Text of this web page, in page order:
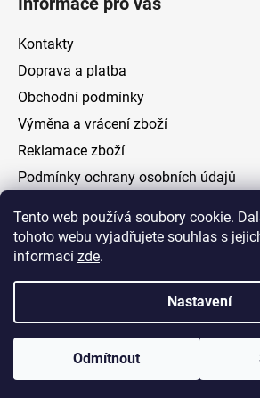
Tento web používá soubory cookie.
tohoto webu vyjadřujete souhlas s
informací zde.
Nastavení
Odmítnout
Kontakty
Doprava a platba
Obchodní podmínky
Výměna a vrácení zboží
Reklamace zboží
Podmínky ochrany osobních údajů
Facebook
Vytvořil
Copyright 2026ELOAS.cz
.
Upravit nastavení